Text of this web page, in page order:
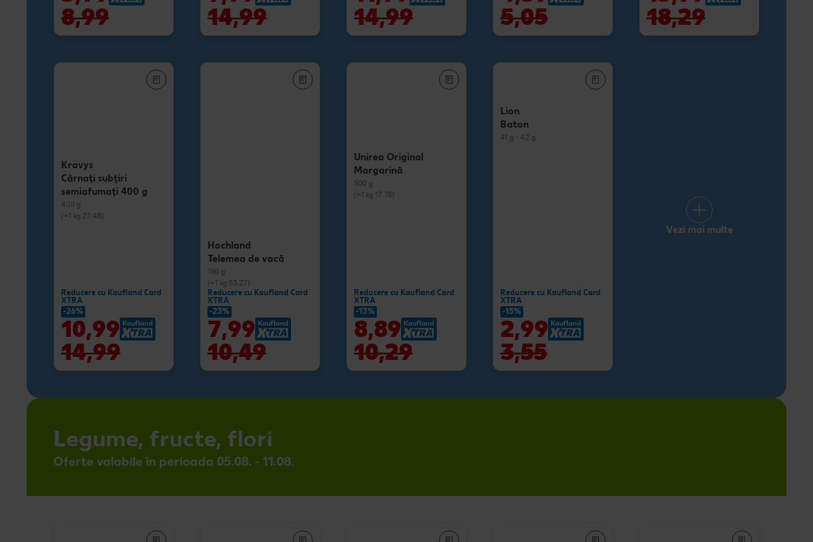
8,99
14,99
14,99
5,05
18,29
Kravys
Cârnați subțiri
semiafumați 400 g
400 g
(=1 kg 27.48)
Reducere cu Kaufland Card
XTRA
-26%
10,99
14,99
Hochland
Telemea de vacă
150 g
(=1 kg 53.27)
Reducere cu Kaufland Card
XTRA
-23%
7,99
10,49
Unirea Original
Margarină
500 g
(=1 kg 17.78)
Reducere cu Kaufland Card
XTRA
-13%
8,89
10,29
Lion
Baton
41 g - 42 g
Reducere cu Kaufland Card
XTRA
-15%
2,99
3,55
Vezi mai multe
Legume, fructe, flori
Oferte valabile în perioada 05.08. - 11.08.